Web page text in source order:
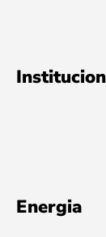
Energia